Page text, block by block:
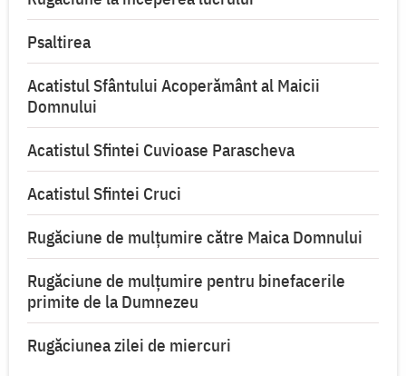
Psaltirea
Acatistul Sfântului Acoperământ al Maicii
Domnului
Acatistul Sfintei Cuvioase Parascheva
Acatistul Sfintei Cruci
Rugăciune de mulţumire către Maica Domnului
Rugăciune de mulțumire pentru binefacerile
primite de la Dumnezeu
Rugăciunea zilei de miercuri